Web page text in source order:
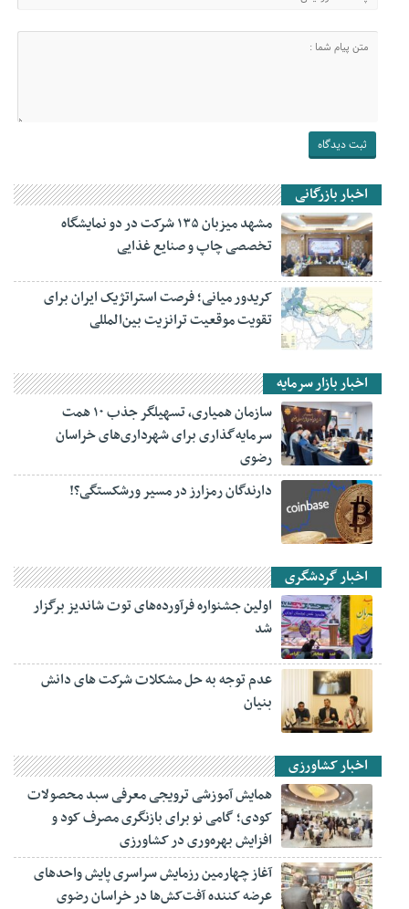
اخبار بازرگانی
مشهد میزبان ۱۳۵ شرکت در دو نمایشگاه
تخصصی چاپ و صنایع غذایی
کریدور میانی؛ فرصت استراتژیک ایران برای
تقویت موقعیت ترانزیت بین‌المللی
اخبار بازار سرمایه
سازمان همیاری، تسهیلگر جذب ۱۰ همت
سرمایه‌گذاری برای شهرداری‌های خراسان
رضوی
دارندگان رمزارز در مسیر ورشکستگی؟!
اخبار گردشگری
اولین جشنواره فرآورده‌های توت شاندیز برگزار
شد
عدم توجه به حل مشکلات شرکت های دانش
بنیان
اخبار کشاورزی
همایش آموزشی ترویجی معرفی سبد محصولات
کودی؛ گامی نو برای بازنگری مصرف کود و
افزایش بهره‌وری در کشاورزی
آغاز چهارمین رزمایش سراسری پایش واحدهای
عرضه کننده آفت‌کش‌ها در خراسان رضوی